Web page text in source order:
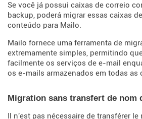
Se você já possui caixas de correio
backup, poderá migrar essas caixas
conteúdo para Mailo.
Mailo fornece uma ferramenta de
extremamente simples, permitindo
facilmente os serviços de e-mail
os e-mails armazenados em todas as
Migration sans transfert de nom
Il n'est pas nécessaire de transférer le